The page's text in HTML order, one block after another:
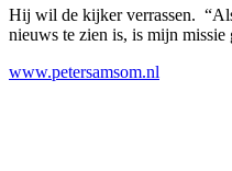
Hij wil de kijker verrassen.
nieuws te zien is, is mijn missie
www.petersamsom.nl